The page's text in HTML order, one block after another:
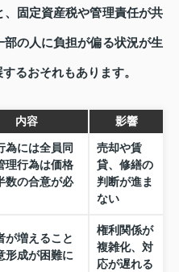
固定資産税や管理責任が共
の人に負担が偏る状況が生
るおそれもあります。
内容 影響
為には全員同
理行為は価格
数の合意が必
売却や賃
貸、修繕の
判断が進ま
ない
が増えること
形成が困難に
権利関係が
複雑化、対
応が遅れる